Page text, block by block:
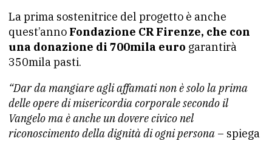
La prima sostenitrice del progetto è anche
quest’anno Fondazione CR Firenze, che con
una donazione di 700mila euro garantirà
350mila pasti.
“Dar da mangiare agli affamati non è solo la prima
delle opere di misericordia corporale secondo il
Vangelo ma è anche un dovere civico nel
riconoscimento della dignità di ogni persona – spiega